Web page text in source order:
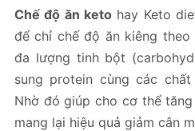
Chế độ ăn keto hay Keto
để chỉ chế độ ăn kiêng
đa lượng tinh bột
sung protein cùng các
Nhờ đó giúp cho cơ thể
mang lại hiệu quả giảm cân